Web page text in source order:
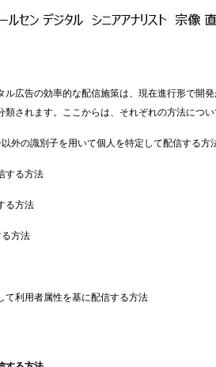
ル広告の効率的な配信施策は、現在進行形で開
されます。ここからは、それぞれの方法につい
外の識別子を用いて個人を特定して配信する方
する方法
る方法
方法
利用者属性を基に配信する方法